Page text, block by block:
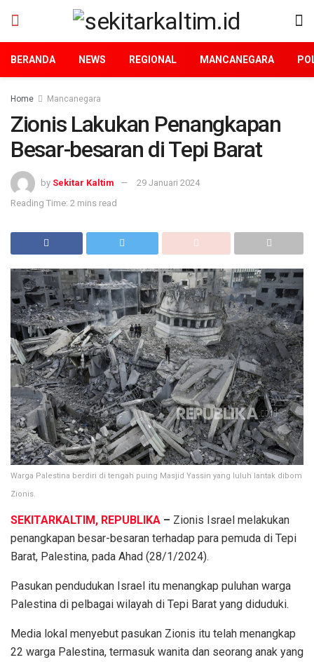
BERANDA NEWS REGIONAL MANCANEGARA
Home Mancanegara
Zionis Lakukan Penangkapan
Besar-besaran di Tepi Barat
by Sekitar Kaltim
29 Januari 2024
Reading Time: 2 mins read
Warga Palestina berdiri di tengah puing Masjid Yassin yang luluh lantak dibom
Zionis.
SEKITARKALTIM, REPUBLIKA – Zionis Israel melakukan
penangkapan besar-besaran terhadap para pemuda di Tepi
Barat, Palestina, pada Ahad (28/1/2024).
Pasukan pendudukan Israel itu menangkap puluhan warga
Palestina di pelbagai wilayah di Tepi Barat yang diduduki.
Media lokal menyebut pasukan Zionis itu telah menangkap
22 warga Palestina, termasuk wanita dan seorang anak yang